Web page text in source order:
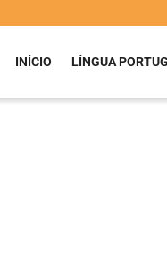
INÍCIO LÍNGUA